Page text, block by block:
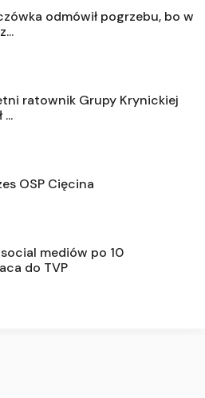
odmówił pogrzebu, bo w
ratownik Grupy Krynickiej
...
OSP Cięcina
mediów po 10
do TVP